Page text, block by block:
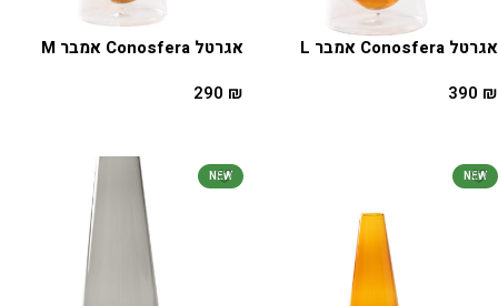
אגרטל Conosfera אמבר L
390 ₪
אגרטל Conosfera אמבר M
290 ₪
NEW
NEW